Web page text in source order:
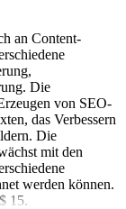
an Content-
Die
von SEO-
das Verbessern
Die
mit den
werden können.
15.